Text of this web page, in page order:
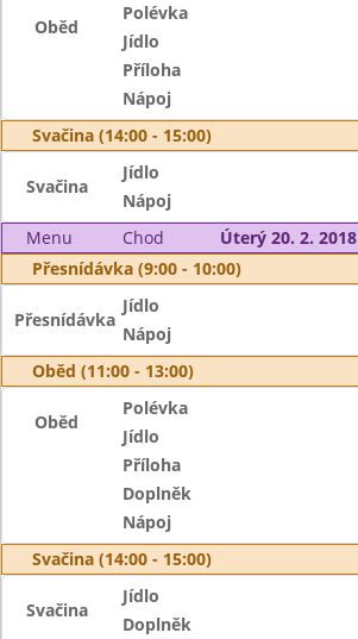
Oběd
Polévka
Jídlo
Příloha
Nápoj
Svačina (14:00 - 15:00)
Svačina
Jídlo
Nápoj
Menu
Chod
Úterý 20. 2. 2018
Přesnídávka (9:00 - 10:00)
Přesnídávka
Jídlo
Nápoj
Oběd (11:00 - 13:00)
Oběd
Polévka
Jídlo
Příloha
Doplněk
Nápoj
Svačina (14:00 - 15:00)
Svačina
Jídlo
Doplněk